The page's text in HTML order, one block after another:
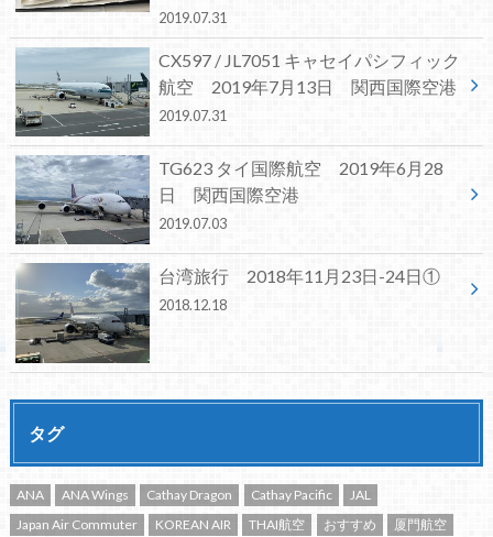
2019.07.31
CX597 / JL7051 キャセイパシフィック
航空 2019年7月13日 関西国際空港
2019.07.31
TG623 タイ国際航空 2019年6月28
日 関西国際空港
2019.07.03
台湾旅行 2018年11月23日-24日①
2018.12.18
タグ
ANA ANA Wings Cathay Dragon Cathay Pacific
JAL
Japan Air Commuter
KOREAN AIR THAI航空 おすすめ 厦門航空